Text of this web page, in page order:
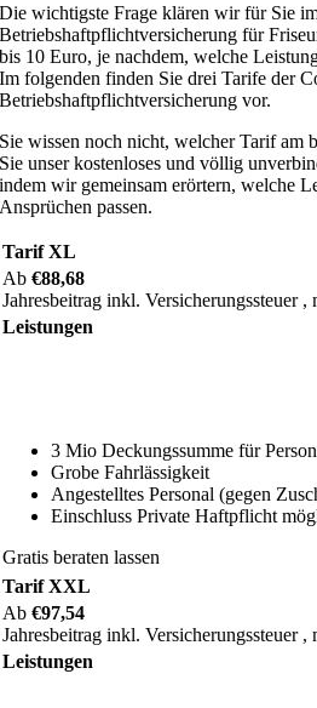
Die wichtigste Frage klären wir für Sie
Betriebshaftpflichtversicherung für
bis 10 Euro, je nachdem, welche
Im folgenden finden Sie drei Tarife der
Betriebshaftpflichtversicherung vor.
Sie wissen noch nicht, welcher Tarif am
Sie unser kostenloses und völlig
indem wir gemeinsam erörtern, welche
Ansprüchen passen.
Tarif XL
Ab€88,68
Jahresbeitrag inkl. Versicherungssteuer
Leistungen
3 Mio Deckungssumme für
Grobe Fahrlässigkeit
Angestelltes Personal (gegen
Einschluss Private Haftpflicht
Gratis beraten lassen
Tarif XXL
Ab€97,54
Jahresbeitrag inkl. Versicherungssteuer
Leistungen